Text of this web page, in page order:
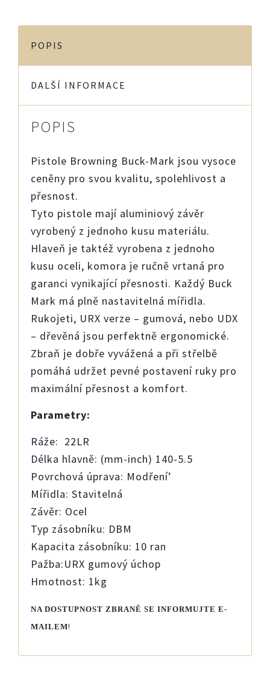
POPIS
DALŠÍ INFORMACE
POPIS
Pistole Browning Buck-Mark jsou vysoce
ceněny pro svou kvalitu, spolehlivost a
přesnost.
Tyto pistole mají aluminiový závěr
vyrobený z jednoho kusu materiálu.
Hlaveň je taktéž vyrobena z jednoho
kusu oceli, komora je ručně vrtaná pro
garanci vynikající přesnosti. Každý Buck
Mark má plně nastavitelná mířidla.
Rukojeti, URX verze – gumová, nebo UDX
– dřevěná jsou perfektně ergonomické.
Zbraň je dobře vyvážená a při střelbě
pomáhá udržet pevné postavení ruky pro
maximální přesnost a komfort.
Parametry:
Ráže: 22LR
Délka hlavně: (mm-inch) 140-5.5
Povrchová úprava: Modření’
Mířidla: Stavitelná
Závěr: Ocel
Typ zásobníku: DBM
Kapacita zásobníku: 10 ran
Pažba:URX gumový úchop
Hmotnost: 1kg
NA DOSTUPNOST ZBRANĚ SE INFORMUJTE E-
MAILEM!